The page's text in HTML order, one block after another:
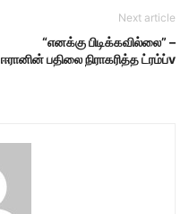
Next article
“எனக்கு பிடிக்கவில்லை” –
ஈரானின் பதிலை நிராகரித்த ட்ரம்ப்v